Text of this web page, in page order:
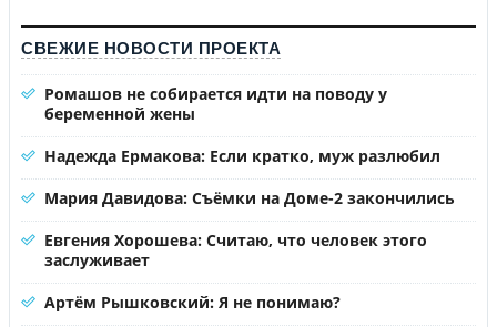
СВЕЖИЕ НОВОСТИ ПРОЕКТА
Ромашов не собирается идти на поводу у
беременной жены
Надежда Ермакова: Если кратко, муж разлюбил
Мария Давидова: Съёмки на Доме-2 закончились
Евгения Хорошева: Считаю, что человек этого
заслуживает
Артём Рышковский: Я не понимаю?